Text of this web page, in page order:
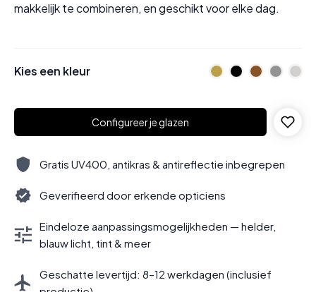
makkelijk te combineren, en geschikt voor elke dag.
Kies een kleur
Configureer je glazen
Gratis UV400, antikras & antireflectie inbegrepen
Geverifieerd door erkende opticiens
Eindeloze aanpassingsmogelijkheden — helder,
blauw licht, tint & meer
Geschatte levertijd: 8–12 werkdagen (inclusief